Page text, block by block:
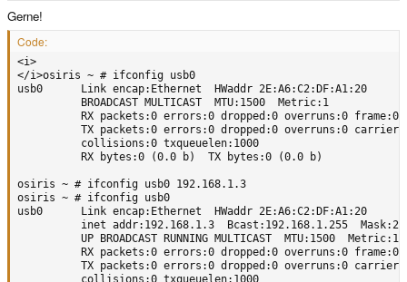
Gerne!
Code:
<i>
</i>osiris ~ # ifconfig usb0
usb0      Link encap:Ethernet  HWaddr 2E:A6:C2:DF:A1:20
          BROADCAST MULTICAST  MTU:1500  Metric:1
          RX packets:0 errors:0 dropped:0 overruns:0 frame:0
TX packets:0 errors:0 dropped:0 overruns:0
          collisions:0 txqueuelen:1000
          RX bytes:0 (0.0 b)  TX bytes:0 (0.0 b)
osiris ~ # ifconfig usb0 192.168.1.3
osiris ~ # ifconfig usb0
usb0      Link encap:Ethernet  HWaddr 2E:A6:C2:DF:A1:20
inet addr:192.168.1.3  Bcast:192.168.1.255
          UP BROADCAST RUNNING MULTICAST  MTU:1500  Metric:1
          RX packets:0 errors:0 dropped:0 overruns:0 frame:0
TX packets:0 errors:0 dropped:0 overruns:0
          collisions:0 txqueuelen:1000